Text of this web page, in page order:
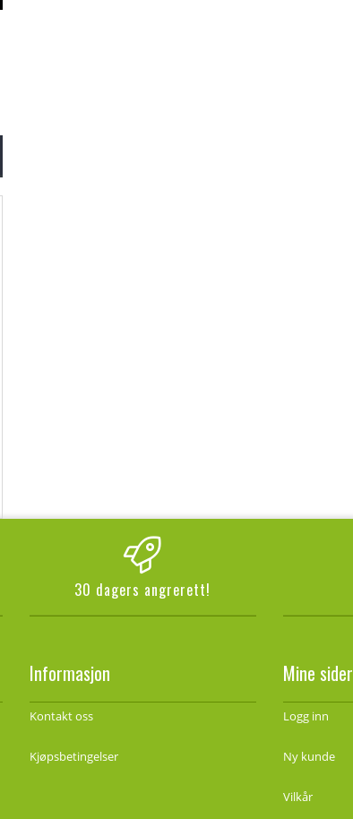
30 dagers angrerett!
Informasjon
Kontakt oss
Kjøpsbetingelser
Mine sider
Logg inn
Ny kunde
Vilkår